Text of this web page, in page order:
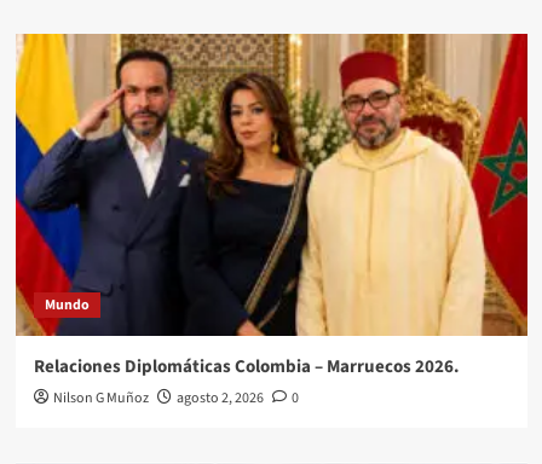
Mundo
Relaciones Diplomáticas Colombia – Marruecos 2026.
Nilson G Muñoz agosto 2, 2026 0